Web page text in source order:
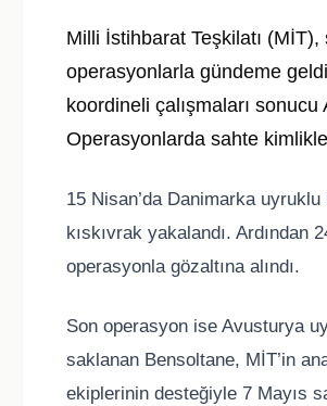
Milli İstihbarat Teşkilatı
operasyonlarla gündeme
koordineli çalışmaları
Operasyonlarda sahte
15 Nisan’da Danimarka
kıskıvrak yakalandı. Ardından
operasyonla gözaltına alındı.
Son operasyon ise Avusturya
saklanan Bensoltane, MİT’in
ekiplerinin desteğiyle 7 Mayıs